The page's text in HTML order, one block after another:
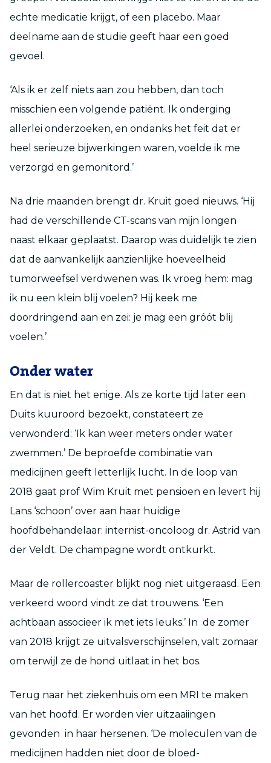
echte medicatie krijgt, of een placebo. Maar
deelname aan de studie geeft haar een goed
gevoel.
‘Als ik er zelf niets aan zou hebben, dan toch
misschien een volgende patiënt. Ik onderging
allerlei onderzoeken, en ondanks het feit dat er
heel serieuze bijwerkingen waren, voelde ik me
verzorgd en gemonitord.’
Na drie maanden brengt dr. Kruit goed nieuws. ‘Hij
had de verschillende CT-scans van mijn longen
naast elkaar geplaatst. Daarop was duidelijk te zien
dat de aanvankelijk aanzienlijke hoeveelheid
tumorweefsel verdwenen was. Ik vroeg hem: mag
ik nu een klein blij voelen? Hij keek me
doordringend aan en zei: je mag een gróót blij
voelen.’
Onder water
En dat is niet het enige. Als ze korte tijd later een
Duits kuuroord bezoekt, constateert ze
verwonderd: ‘Ik kan weer meters onder water
zwemmen.’ De beproefde combinatie van
medicijnen geeft letterlijk lucht. In de loop van
2018 gaat prof Wim Kruit met pensioen en levert hij
Lans ‘schoon’ over aan haar huidige
hoofdbehandelaar: internist-oncoloog dr. Astrid van
der Veldt. De champagne wordt ontkurkt.
Maar de rollercoaster blijkt nog niet uitgeraasd. Een
verkeerd woord vindt ze dat trouwens. ‘Een
achtbaan associeer ik met iets leuks.’ In de zomer
van 2018 krijgt ze uitvalsverschijnselen, valt zomaar
om terwijl ze de hond uitlaat in het bos.
Terug naar het ziekenhuis om een MRI te maken
van het hoofd. Er worden vier uitzaaiingen
gevonden in haar hersenen. ‘De moleculen van de
medicijnen hadden niet door de bloed-